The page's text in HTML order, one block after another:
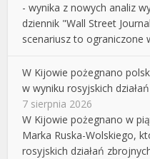
- wynika z nowych analiz
dziennik "Wall Street
scenariusz to ograniczone
W Kijowie pożegnano
w wyniku rosyjskich
7 sierpnia 2026
W Kijowie pożegnano w
Marka Ruska-Wolskiego,
rosyjskich działań